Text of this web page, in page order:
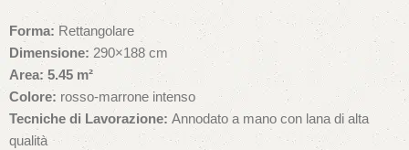
Forma: Rettangolare
Dimensione: 290×188 cm
Area: 5.45 m²
Colore: rosso-marrone intenso
Tecniche di Lavorazione:Annodato a mano con lana di alta
qualità